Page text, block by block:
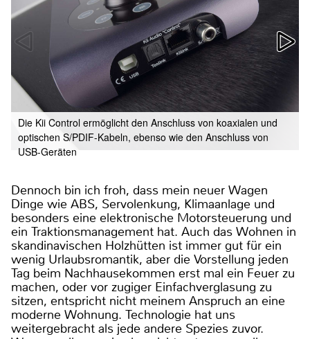
Die Kii Control ermöglicht den Anschluss von koaxialen und
optischen S/PDIF-Kabeln, ebenso wie den Anschluss von
USB-Geräten
Dennoch bin ich froh, dass mein neuer Wagen
Dinge wie ABS, Servolenkung, Klimaanlage und
besonders eine elektronische Motorsteuerung und
ein Traktionsmanagement hat. Auch das Wohnen in
skandinavischen Holzhütten ist immer gut für ein
wenig Urlaubsromantik, aber die Vorstellung jeden
Tag beim Nachhausekommen erst mal ein Feuer zu
machen, oder vor zugiger Einfachverglasung zu
sitzen, entspricht nicht meinem Anspruch an eine
moderne Wohnung. Technologie hat uns
weitergebracht als jede andere Spezies zuvor.